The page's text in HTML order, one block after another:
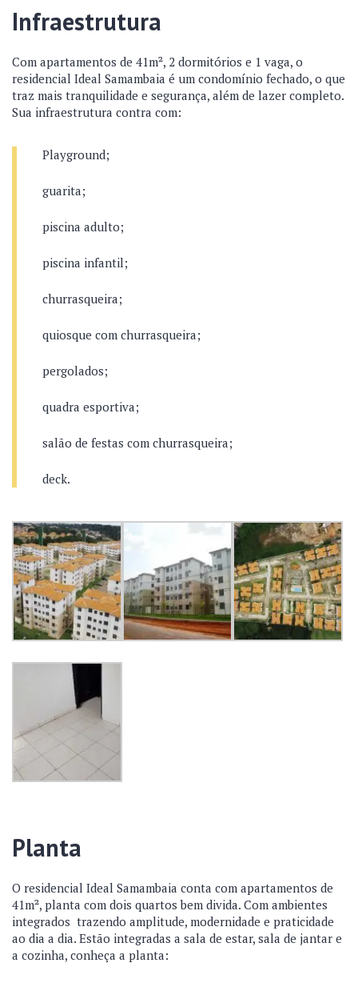
Infraestrutura
Com apartamentos de 41m², 2 dormitórios e 1 vaga, o
residencial Ideal Samambaia é um condomínio fechado, o que
traz mais tranquilidade e segurança, além de lazer completo.
Sua infraestrutura contra com:
Playground;
guarita;
piscina adulto;
piscina infantil;
churrasqueira;
quiosque com churrasqueira;
pergolados;
quadra esportiva;
salão de festas com churrasqueira;
deck.
Planta
O residencial Ideal Samambaia conta com apartamentos de
41m², planta com dois quartos bem divida. Com ambientes
integrados trazendo amplitude, modernidade e praticidade
ao dia a dia. Estão integradas a sala de estar, sala de jantar e
a cozinha, conheça a planta: